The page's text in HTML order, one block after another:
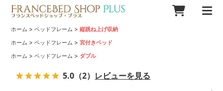
ホーム >ベッドフレーム >縦跳ね上げ収納
ホーム >ベッドフレーム >宮付きベッド
ホーム >ベッドフレーム > ダブル
5.0 （2） レビューを見る